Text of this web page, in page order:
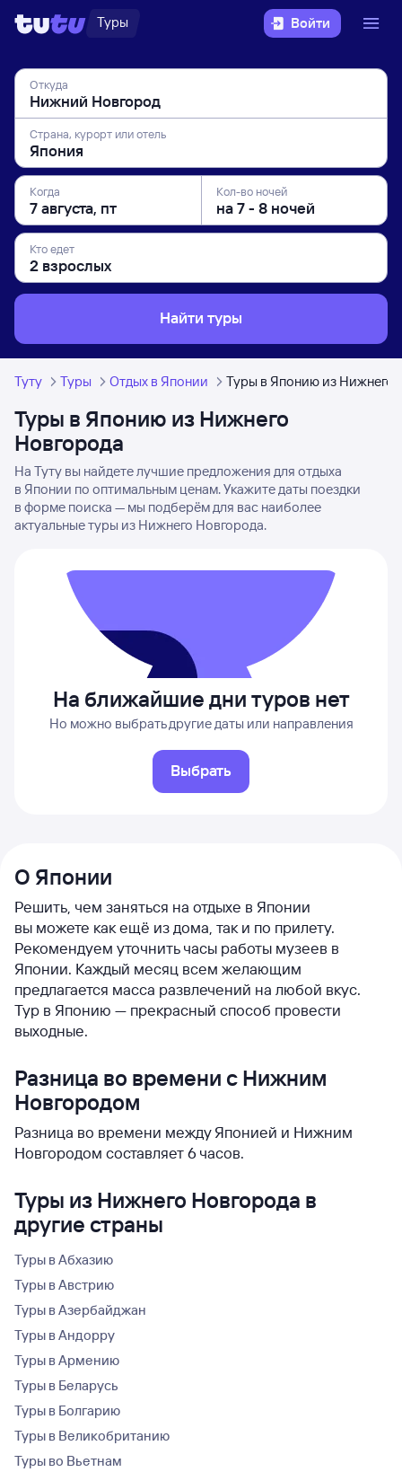
Туры Войти
Откуда
Страна, курорт или отель
Когда Кол-во ночей
Кто едет
Найти туры
Туту Туры Отдых в Японии Туры в Японию из Нижнего
Туры в Японию из Нижнего
Новгорода
На Туту вы найдете лучшие предложения для отдыха
в Японии по оптимальным ценам. Укажите даты поездки
в форме поиска — мы подберём для вас наиболее
актуальные туры из Нижнего Новгорода.
На ближайшие дни туров нет
Но можно выбрать другие даты или направления
Выбрать
О Японии
Решить, чем заняться на отдыхе в Японии
вы можете как ещё из дома, так и по прилету.
Рекомендуем уточнить часы работы музеев в
Японии. Каждый месяц всем желающим
предлагается масса развлечений на любой вкус.
Тур в Японию — прекрасный способ провести
выходные.
Разница во времени с Нижним
Новгородом
Разница во времени между Японией и Нижним
Новгородом составляет 6 часов.
Туры из Нижнего Новгорода в
другие страны
Туры в Абхазию
Туры в Австрию
Туры в Азербайджан
Туры в Андорру
Туры в Армению
Туры в Беларусь
Туры в Болгарию
Туры в Великобританию
Туры во Вьетнам